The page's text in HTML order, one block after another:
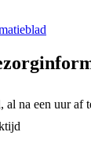
al na een uur